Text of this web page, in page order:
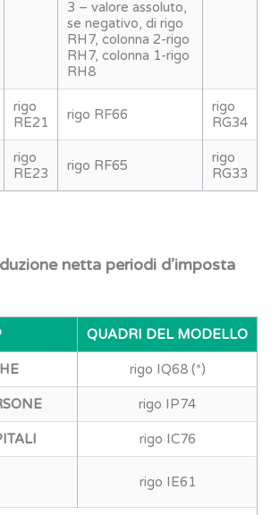
3 – valore assoluto,
se negativo, di rigo
RH7, colonna 2-rigo
RH7, colonna 1-rigo
RH8
rigo
RE21
rigo RF66
rigo
RG34
rigo
RE23
rigo RF65
rigo
RG33
netta periodi d’imposta
QUADRI DEL MODELLO
rigo IQ68 (*)
rigo IP74
rigo IC76
rigo IE61